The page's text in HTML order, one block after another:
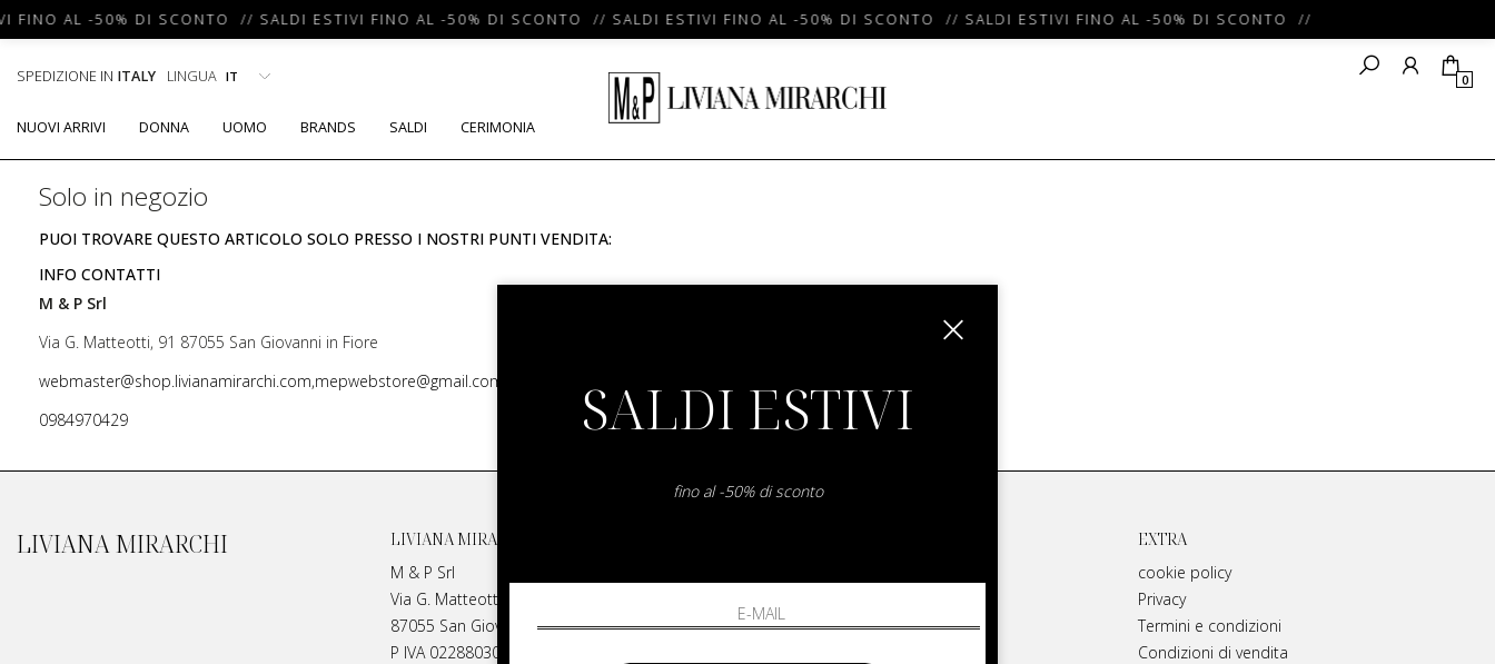
FINO AL -50% DI SCONTO // SALDI ESTIVI FINO AL -50% DI SCONTO // SALDI ESTIVI FINO AL -50% DI SCONTO // SALDI ESTIVI FINO AL -50% DI SCONTO //
SPEDIZIONE IN ITALY LINGUA 0
NUOVI ARRIVI DONNA UOMO BRANDS SALDI CERIMONIA
Solo in negozio
PUOI TROVARE QUESTO ARTICOLO SOLO PRESSO I NOSTRI PUNTI VENDITA:
INFO CONTATTI
M & P Srl
Via G. Matteotti, 91 87055 San Giovanni in Fiore
webmaster@shop.livianamirarchi.com,mepwebstore@gmail.com
0984970429
LIVIANA MIRARCHI
LIVIANA MIRARCHI
M & P Srl
Via G. Matteotti, 91
87055 San Giovanni in Fiore Italia
P IVA 02288030782
Contatti
EXTRA
cookie policy
Privacy
Termini e condizioni
Condizioni di vendita
SALDI ESTIVI
fino al -50% di sconto